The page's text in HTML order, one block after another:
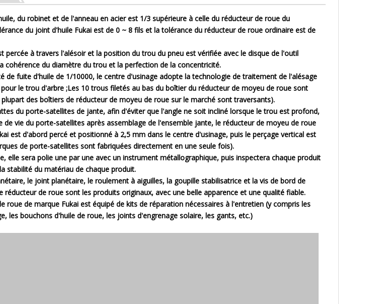
du robinet et de l'anneau en acier est 1/3 supérieure à celle du réducteur de roue du
du joint d'huile Fukai est de 0 ~ 8 fils et la tolérance du réducteur de roue ordinaire est de
percée à travers l'alésoir et la position du trou du pneu est vérifiée avec le disque de l'outil
cohérence du diamètre du trou et la perfection de la concentricité.
de fuite d'huile de 1/10000, le centre d'usinage adopte la technologie de traitement de l'alésage
le trou d'arbre ;Les 10 trous filetés au bas du boîtier du réducteur de moyeu de roue sont
des boîtiers de réducteur de moyeu de roue sur le marché sont traversants).
du porte-satellites de jante, afin d'éviter que l'angle ne soit incliné lorsque le trou est profond,
de vie du porte-satellites après assemblage de l'ensemble jante, le réducteur de moyeu de roue
est d'abord percé et positionné à 2,5 mm dans le centre d'usinage, puis le perçage vertical est
de porte-satellites sont fabriquées directement en une seule fois).
elle sera polie une par une avec un instrument métallographique, puis inspectera chaque produit
stabilité du matériau de chaque produit.
le joint planétaire, le roulement à aiguilles, la goupille stabilisatrice et la vis de bord de
réducteur de roue sont les produits originaux, avec une belle apparence et une qualité fiable.
roue de marque Fukai est équipé de kits de réparation nécessaires à l'entretien (y compris les
les bouchons d'huile de roue, les joints d'engrenage solaire, les gants, etc.)